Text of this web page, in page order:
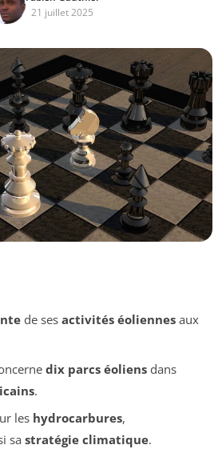
21 juillet 2025
de ses activités éoliennesaux
dix parcs éoliensdans
.
les hydrocarbures,
sa stratégie climatique.